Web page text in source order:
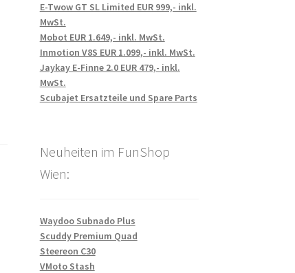
E-Twow GT SL Limited EUR 999,- inkl.
MwSt.
Mobot EUR 1.649,- inkl. MwSt.
Inmotion V8S EUR 1.099,- inkl. MwSt.
Jaykay E-Finne 2.0 EUR 479,- inkl.
MwSt.
Scubajet Ersatzteile und Spare Parts
Neuheiten im FunShop
Wien:
Waydoo Subnado Plus
Scuddy Premium Quad
Steereon C30
VMoto Stash